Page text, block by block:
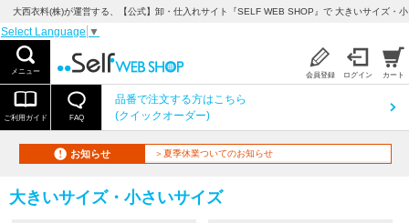
大西衣料(株)が運営する、【公式】卸・仕入れサイト『SELF WEB SHOP』で 大きいサイズ・
Select Language ▼
メニュー 会員登録 ログイン カート
ご利用ガイド FAQ
品番で注文する方はこちら
(クイックオーダー)
お知らせ ＞夏季休業ついてのお知らせ
大きいサイズ・小さいサイズ